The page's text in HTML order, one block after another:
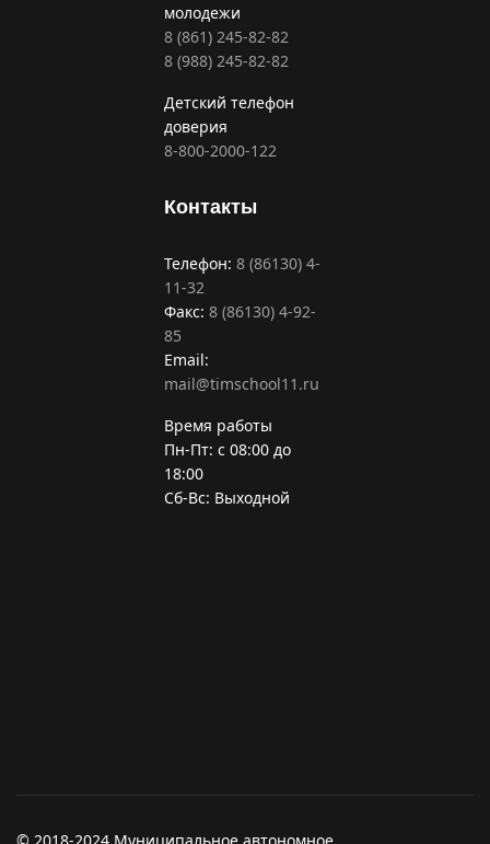
молодежи
8 (861) 245-82-82
8 (988) 245-82-82
Детский телефон
доверия
8-800-2000-122
Контакты
Телефон: 8 (86130) 4-
11-32
Факс: 8 (86130) 4-92-
85
Email:
mail@timschool11.ru
Время работы
Пн-Пт: с 08:00 до
18:00
Сб-Вс: Выходной